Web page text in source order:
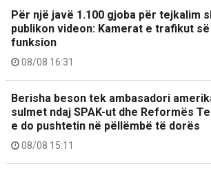
Për një javë 1.100 gjoba për tejkalim
publikon videon: Kamerat e trafikut
funksion
08/08 16:31
Berisha beson tek ambasadori
sulmet ndaj SPAK-ut dhe Reformës
e do pushtetin në pëllëmbë të dorës
08/08 15:11